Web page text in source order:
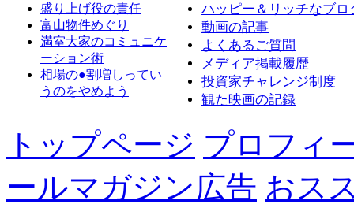
盛り上げ役の責任
富山物件めぐり
満室大家のコミュニケ
ーション術
相場の●割増しってい
うのをやめよう
ハッピー＆リッチなブロ
動画の記事
よくあるご質問
メディア掲載履歴
投資家チャレンジ制度
観た映画の記録
トップページ プロフィ
ールマガジン広告 おス